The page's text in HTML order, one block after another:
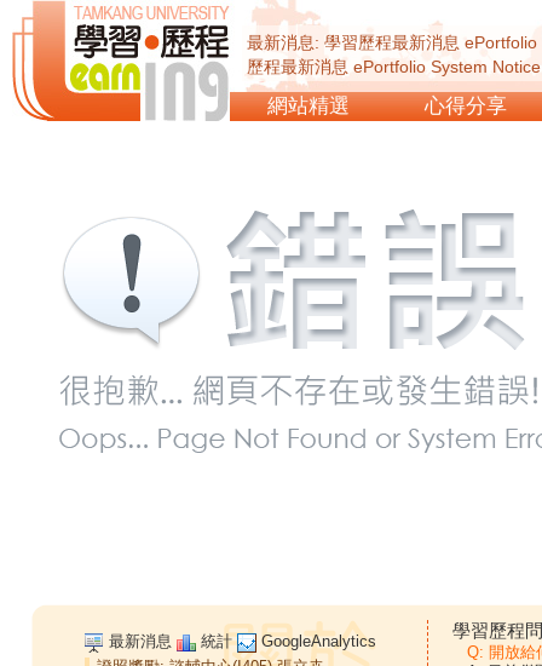
最新消息: 學習歷程最新消息
歷程最新消息 ePortfolio System
ePortfolio System Notice...
網站精選 心得分享
最新消息 統計
GoogleAnalytics
學習歷程
Q: 開放給